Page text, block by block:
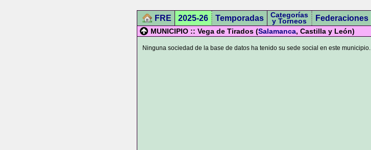
FRE 2025-26 Temporadas Categorías
y Torneos Federaciones
MUNICIPIO :: Vega de Tirados (Salamanca, Castilla y León)
Ninguna sociedad de la base de datos ha tenido su sede social en este municipio.